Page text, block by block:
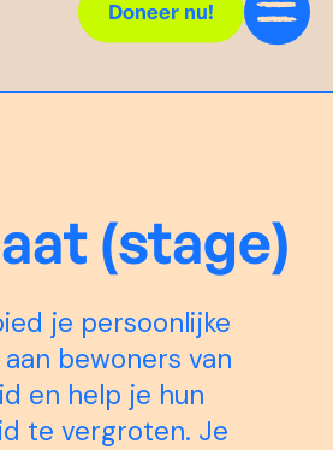
Doneer nu!
(stage)
je persoonlijke
bewoners van
en help je hun
te vergroten. Je